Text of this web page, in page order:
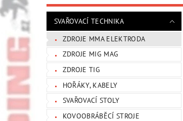
SLUŽBY A SERVIS
KONTAKTY
SVAŘOVACÍ TECHNIKA
ZDROJE MMA ELEKTRODA
ZDROJE MIG MAG
ZDROJE TIG
HOŘÁKY, KABELY
SVAŘOVACÍ STOLY
KOVOOBRÁBĚCÍ STROJE